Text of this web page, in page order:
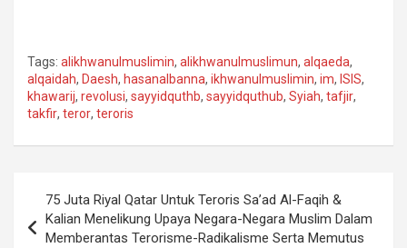
Tags: alikhwanulmuslimin, alikhwanulmuslimun, alqaeda,
alqaidah, Daesh, hasanalbanna, ikhwanulmuslimin, im, ISIS,
khawarij, revolusi, sayyidquthb, sayyidquthub, Syiah, tafjir,
takfir, teror, teroris
pos
75 Juta Riyal Qatar Untuk Teroris Sa’ad Al-Faqih &
Kalian Menelikung Upaya Negara-Negara Muslim Dalam
Memberantas Terorisme-Radikalisme Serta Memutus